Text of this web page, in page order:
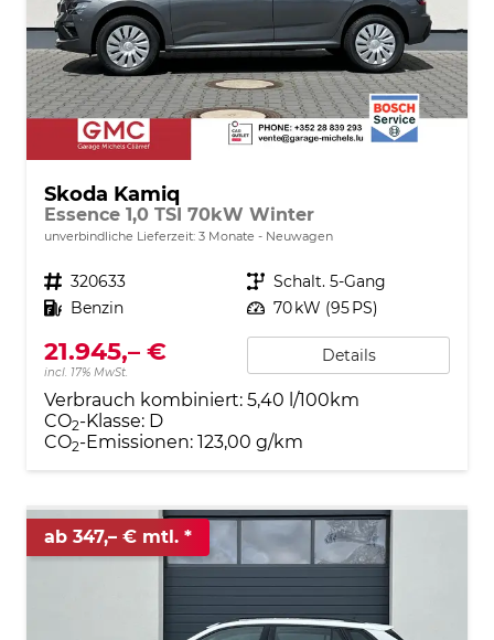
Skoda Kamiq
Essence 1,0 TSI 70kW Winter
unverbindliche Lieferzeit: 3 Monate Neuwagen
Fahrzeugnr. 320633 Getriebe Schalt. 5-Gang
Kraftstoff Benzin Leistung 70 kW (95 PS)
21.945,– €
incl. 17% MwSt.
Details
Verbrauch kombiniert: 5,40 l/100km
CO2-Klasse: D
CO2-Emissionen: 123,00 g/km
ab 347,– € mtl.